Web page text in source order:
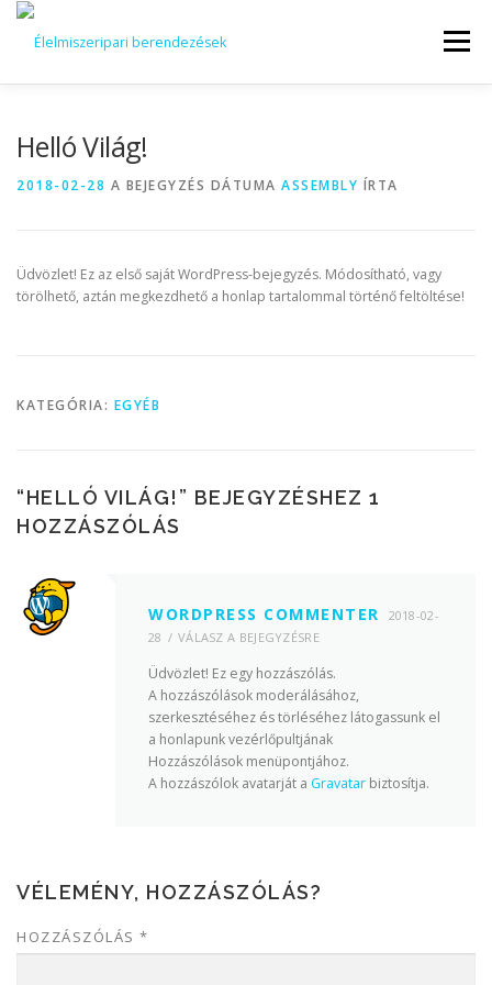
Tovább
tartalomhoz
Menü
VÁSÁRLÁSI FELTÉTELEK
Helló Világ!
2018-02-28 A BEJEGYZÉS DÁTUMA ASSEMBLY ÍRTA
Üdvözlet! Ez az első saját WordPress-bejegyzés. Módosítható, vagy
törölhető, aztán megkezdhető a honlap tartalommal történő feltöltése!
KATEGÓRIA: EGYÉB
“HELLÓ VILÁG! ” BEJEGYZÉSHEZ 1
HOZZÁSZÓLÁS
WORDPRESS COMMENTER
2018-02-
28
VÁLASZ A BEJEGYZÉSRE
Üdvözlet! Ez egy hozzászólás.
A hozzászólások moderálásához,
szerkesztéséhez és törléséhez látogassunk el
a honlapunk vezérlőpultjának
Hozzászólások menüpontjához.
A hozzászólok avatarját a Gravatar biztosítja.
VÉLEMÉNY, HOZZÁSZÓLÁS?
HOZZÁSZÓLÁS *